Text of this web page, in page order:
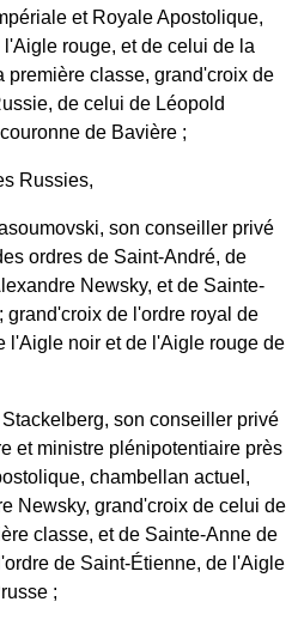
et Royale Apostolique,
rouge, et de celui de la
première classe, grand'croix de
de celui de Léopold
de Bavière ;
Russies,
son conseiller privé
ordres de Saint-André, de
Newsky, et de Sainte-
de l'ordre royal de
l'Aigle noir et de l'Aigle rouge de
son conseiller privé
et ministre plénipotentiaire près
chambellan actuel,
Newsky, grand'croix de celui de
classe, et de Sainte-Anne de
de Saint-Étienne, de l'Aigle
;